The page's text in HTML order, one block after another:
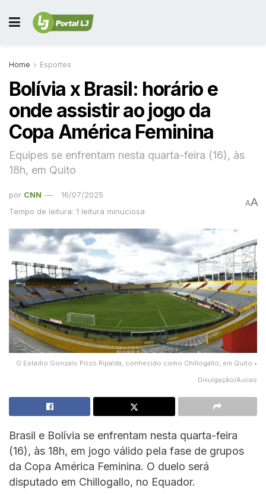
Home Esportes
Bolívia x Brasil: horário e
onde assistir ao jogo da
Copa América Feminina
Equipes se enfrentam nesta quarta-feira (16), às
18h, em Quito
por CNN
16/07/2025
Tempo de leitura: 1 leitura minuciosa
AA
O Estadio Gonzalo Pozo Ripalda, conhecido como Chillogallo, em Quito •
Divulgação/Aucas
Brasil e Bolívia se enfrentam nesta quarta-feira
(16), às 18h, em jogo válido pela fase de grupos
da Copa América Feminina. O duelo será
disputado em Chillogallo, no Equador.